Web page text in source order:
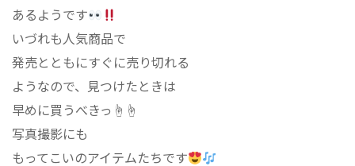
あるようです
いづれも人気商品で
発売とともにすぐに売り切れる
ようなので、見つけたときは
早めに買うべきっ☝☝
写真撮影にも
もってこいのアイテムたちです